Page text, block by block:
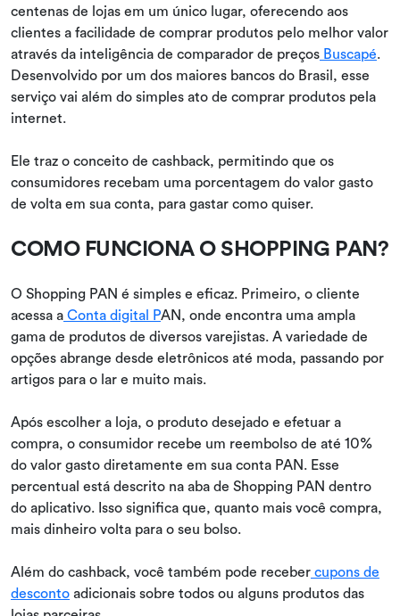
centenas de lojas em um único lugar, oferecendo aos
clientes a facilidade de comprar produtos pelo melhor valor
através da inteligência de comparador de preços Buscapé.
Desenvolvido por um dos maiores bancos do Brasil, esse
serviço vai além do simples ato de comprar produtos pela
internet.
Ele traz o conceito de cashback, permitindo que os
consumidores recebam uma porcentagem do valor gasto
de volta em sua conta, para gastar como quiser.
COMO FUNCIONA O SHOPPING PAN?
O Shopping PAN é simples e eficaz. Primeiro, o cliente
acessa a Conta digital PAN, onde encontra uma ampla
gama de produtos de diversos varejistas. A variedade de
opções abrange desde eletrônicos até moda, passando por
artigos para o lar e muito mais.
Após escolher a loja, o produto desejado e efetuar a
compra, o consumidor recebe um reembolso de até 10%
do valor gasto diretamente em sua conta PAN. Esse
percentual está descrito na aba de Shopping PAN dentro
do aplicativo. Isso significa que, quanto mais você compra,
mais dinheiro volta para o seu bolso.
Além do cashback, você também pode receber cupons de
desconto adicionais sobre todos ou alguns produtos das